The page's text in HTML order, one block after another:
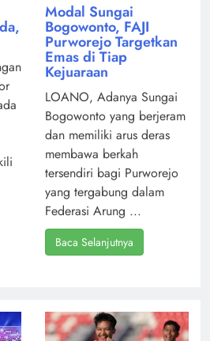
Modal Sungai
Bogowonto, FAJI
Purworejo Targetkan
Emas di Tiap
Kejuaraan
LOANO, Adanya Sungai
Bogowonto yang berjeram
dan memiliki arus deras
membawa berkah
tersendiri bagi Purworejo
yang tergabung dalam
Federasi Arung ...
Baca Selanjutnya